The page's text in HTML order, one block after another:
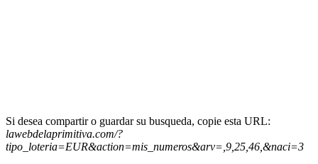
Si desea compartir o guardar su busqueda, copie esta URL:
lawebdelaprimitiva.com/?
tipo_loteria=EUR&action=mis_numeros&arv=,9,25,46,&naci=3